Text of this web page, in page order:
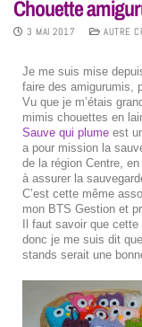
Chouette
3 MAI 2017 AUTRE
Je me suis mise
faire des amigurumis,
Vu que je m’étais
mimis chouettes en
Sauve qui plume est
a pour mission la
de la région Centre,
à assurer la
C’est cette même
mon BTS Gestion et
Il faut savoir que
donc je me suis dit
stands serait une